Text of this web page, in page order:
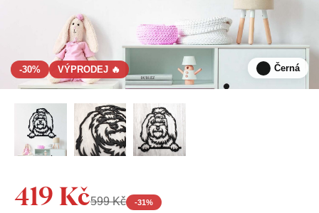
-30% VÝPRODEJ 🔥 Černá
419 Kč599 Kč -31%